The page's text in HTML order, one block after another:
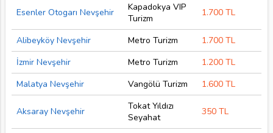
Esenler Otogarı Nevşehir
Kapadokya VIP
Turizm
1.700 TL
Alibeyköy Nevşehir Metro Turizm
1.700 TL
İzmir Nevşehir
Metro Turizm
1.200 TL
Malatya Nevşehir
Vangölü Turizm 1.600 TL
Aksaray Nevşehir
Tokat Yıldızı
Seyahat
350 TL